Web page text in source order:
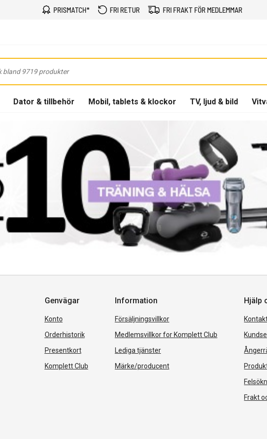
PRISMATCH* FRI RETUR FRI FRAKT FÖR MEDLEMMAR
Dator & tillbehör Mobil, tablets & klockor TV, ljud & bild
Genvägar
Konto
Orderhistorik
Presentkort
Komplett Club
Information
Försäljningsvillkor
Medlemsvillkor for Komplett Club
Lediga tjänster
Märke/producent
Hjälp
Frakt